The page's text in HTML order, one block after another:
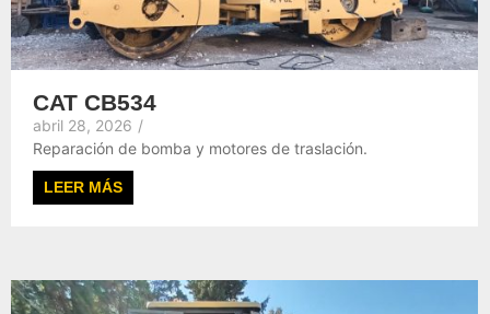
CAT CB534
abril 28, 2026 /
Reparación de bomba y motores de traslación.
LEER MÁS